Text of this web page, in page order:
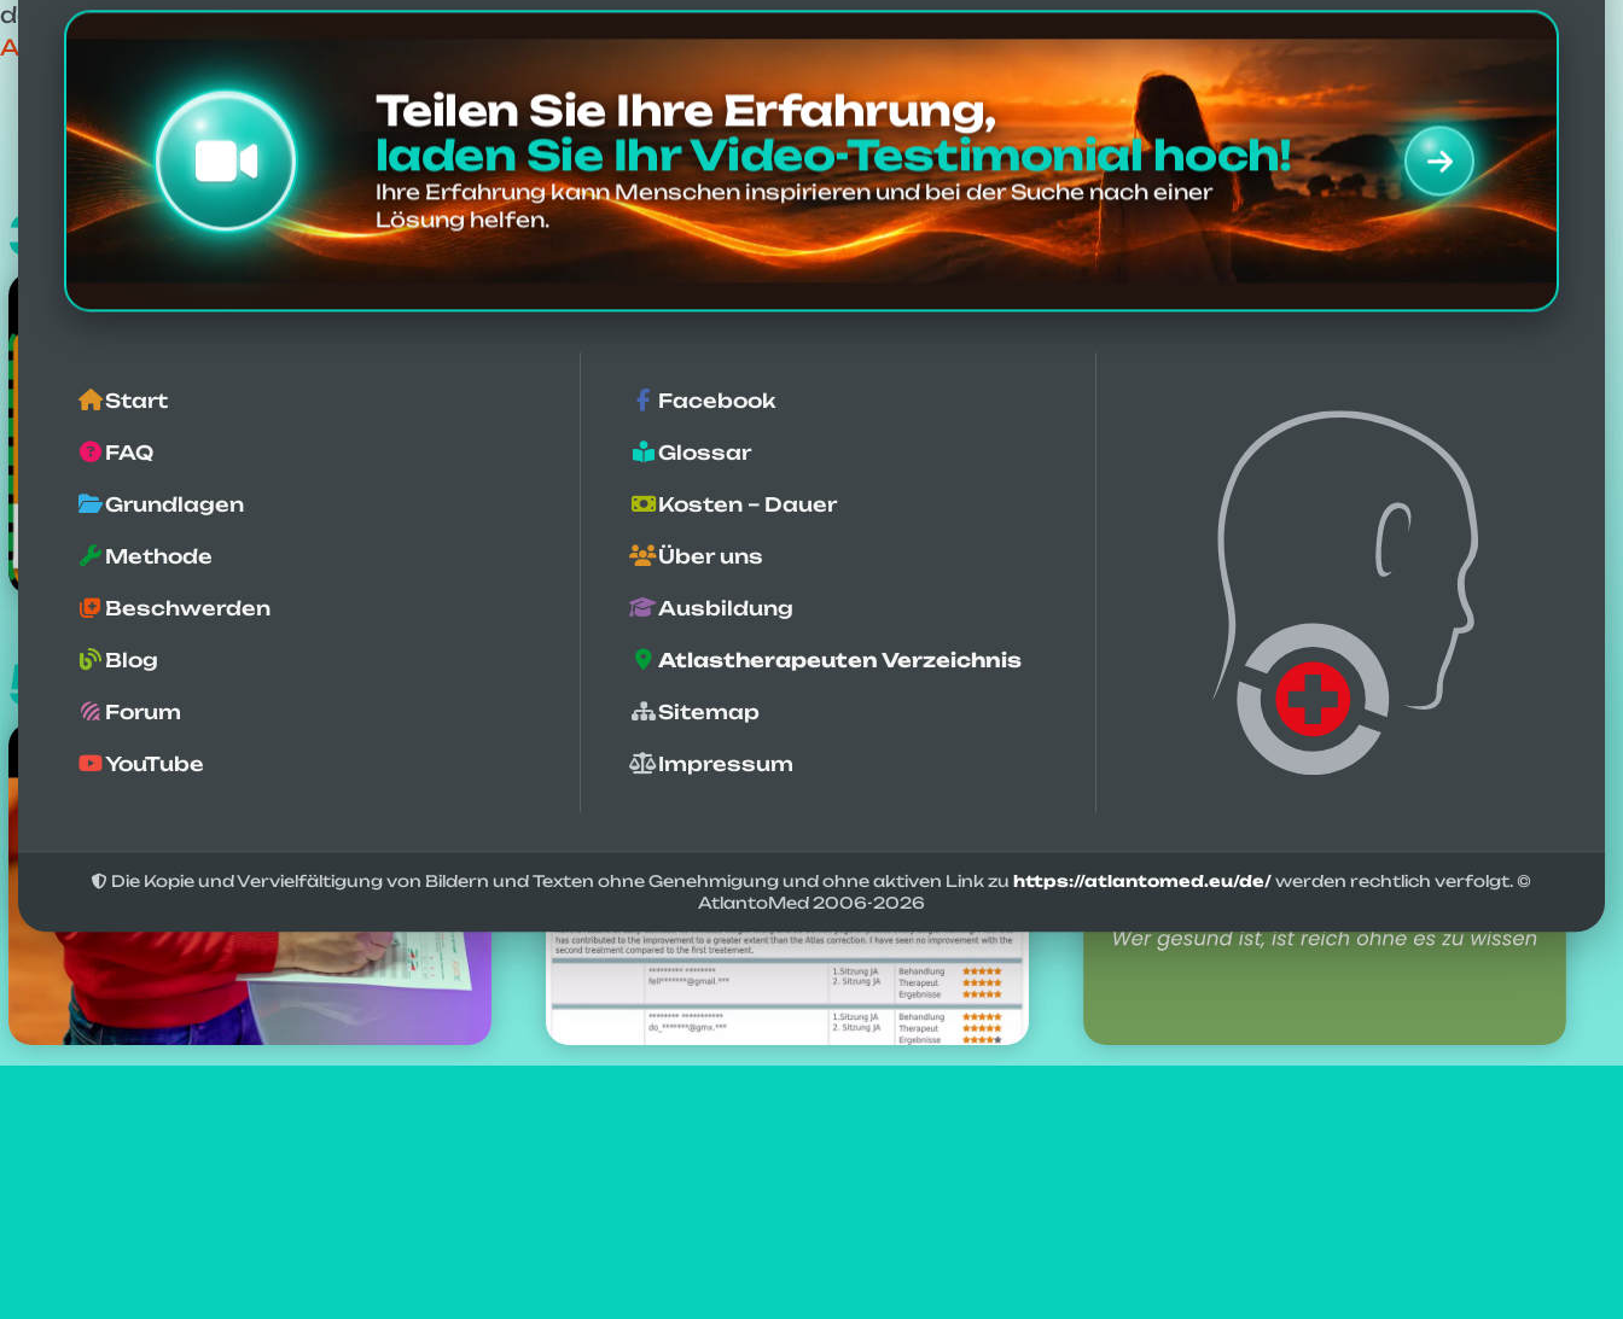
den Plattformen mit vielen authentischen Meinungen, Bewertungen, Erfahrungen und Erfahrungsberichten nach der
AtlantoMed Vibro-Resonanz-Atlaskorrekturzu gelangen. Seien Sie vorsichtig beiNachahmungen.
306 Video-Berichte 810 Google-Bewertungen 726 Facebook-Bewertungen
504 6135 2506 Erfahrungsberichte
Teilen Sie Ihre Erfahrung,
laden Sie Ihr Video-Testimonial hoch!
Ihre Erfahrung kann Menschen inspirieren und bei der Suche nach einer
Lösung helfen.
Start
FAQ
Grundlagen
Methode
Beschwerden
Blog
Forum
YouTube
Facebook
Glossar
Kosten – Dauer
Über uns
Ausbildung
Atlastherapeuten Verzeichnis
Sitemap
Impressum
Die Kopie und Vervielfältigung von Bildern und Texten ohne Genehmigung und ohne aktiven Link zu https://atlantomed.eu/de/werden rechtlich verfolgt. ©
AtlantoMed 2006-2026